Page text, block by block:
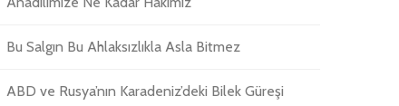
Bu Salgın Bu Ahlaksızlıkla Asla Bitmez
ABD ve Rusya’nın Karadeniz’deki Bilek Güreşi